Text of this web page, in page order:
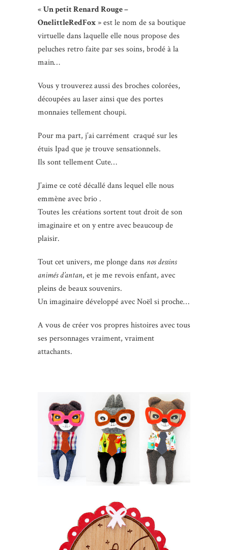
«Un petit Renard Rouge –
OnelittleRedFox» est le nom de sa boutique
virtuelle dans laquelle elle nous propose des
peluches retro faite par ses soins, brodé à la
main…
Vous y trouverez aussi des broches colorées,
découpées au laser ainsi que des portes
monnaies tellement choupi.
Pour ma part, j’ai carrément craqué sur les
étuis Ipad que je trouve sensationnels.
Ils sont tellement Cute…
J’aime ce coté décallé dans lequel elle nous
emmène avec brio .
Toutes les créations sortent tout droit de son
imaginaire et on y entre avec beaucoup de
plaisir.
Tout cet univers, me plonge dans nos dessins
animés d’antan, et je me revois enfant, avec
pleins de beaux souvenirs.
Un imaginaire développé avec Noël si proche…
A vous de créer vos propres histoires avec tous
ses personnages vraiment, vraiment
attachants.